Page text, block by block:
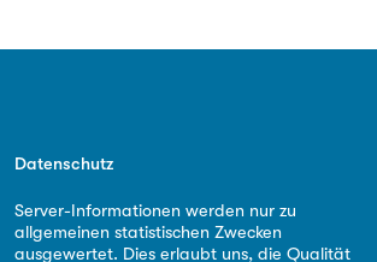
Datenschutz
Server-Informationen werden nur zu
allgemeinen statistischen Zwecken
ausgewertet. Dies erlaubt uns, die Qualität